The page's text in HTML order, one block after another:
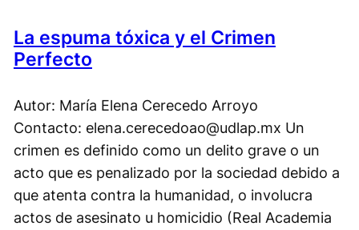
La espuma tóxica y el Crimen
Perfecto
Autor: María Elena Cerecedo Arroyo
Contacto: elena.cerecedoao@udlap.mx Un
crimen es definido como un delito grave o un
acto que es penalizado por la sociedad debido a
que atenta contra la humanidad, o involucra
actos de asesinato u homicidio (Real Academia